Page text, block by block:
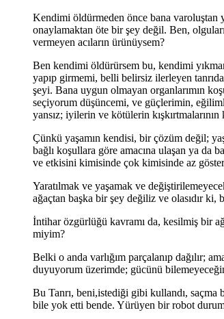
Kendimi öldürmeden önce bana
onaylamaktan öte bir şey değil. Ben,
vermeyen acıların ürünüysem?
Ben kendimi öldürürsem bu, kendimi
yapıp girmemi, belli belirsiz ilerleyen
şeyi. Bana uygun olmayan organlarımın
seçiyorum düşüncemi, ve güçlerimin,
yansız; iyilerin ve kötülerin
Çünkü yaşamın kendisi, bir çözüm değil;
bağlı koşullara göre amacına ulaşan ya da
ve etkisini kimisinde çok kimisinde az
Yaratılmak ve yaşamak ve
ağaçtan başka bir şey değiliz ve olasıdır
İntihar özgürlüğü kavramı da, kesilmiş bir
miyim?
Belki o anda varlığım parçalanıp dağılır;
duyuyorum üzerimde; gücünü
Bu Tanrı, beni,istediği gibi kullandı, saçma
bile yok etti bende. Yürüyen bir robot